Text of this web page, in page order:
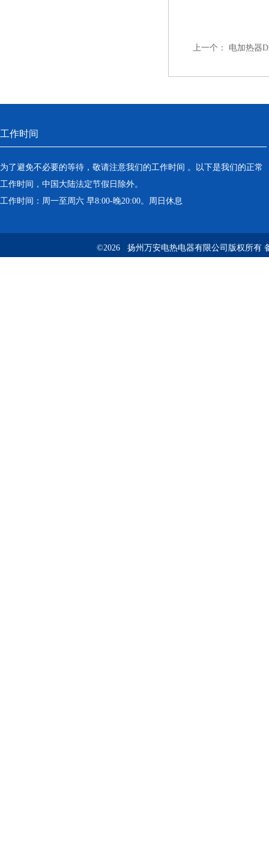
上一个： 电加热器
工作时间
为了避免不必要的等待，敬请注意我们的工作时间 。以下是我们的正常
工作时间，中国大陆法定节假日除外。
工作时间：周一至周六 早8:00-晚20:00。周日休息
©2026 扬州万安电热电器有限公司版权所有